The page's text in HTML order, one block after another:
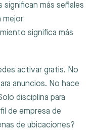
significan más señales
mejor
significa más
activar gratis. No
anuncios. No hace
disciplina para
de empresa de
de ubicaciones?